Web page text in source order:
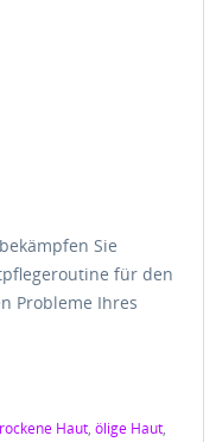
Sie
für den
Probleme Ihres
Haut, ölige Haut,